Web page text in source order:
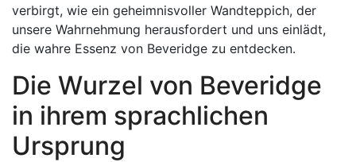
verbirgt, wie ein geheimnisvoller Wandteppich, der
unsere Wahrnehmung herausfordert und uns einlädt,
die wahre Essenz von Beveridge zu entdecken.
Die Wurzel von Beveridge
in ihrem sprachlichen
Ursprung